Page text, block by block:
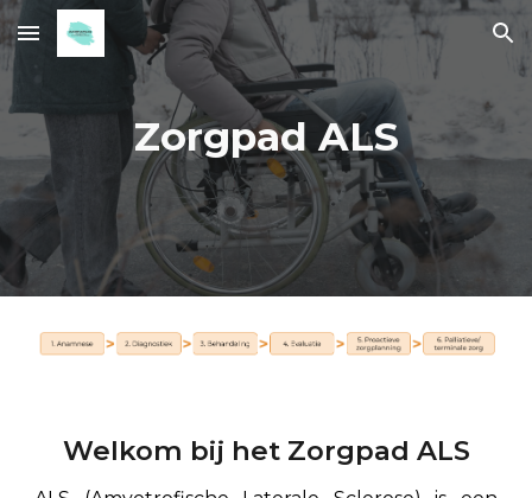
Skip to main content Skip to navigation
ZorgpadALS
Welkom bij het Zorgpad ALS